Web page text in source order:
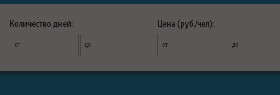
Количество дней:
от до
Цена (руб./чел):
от до